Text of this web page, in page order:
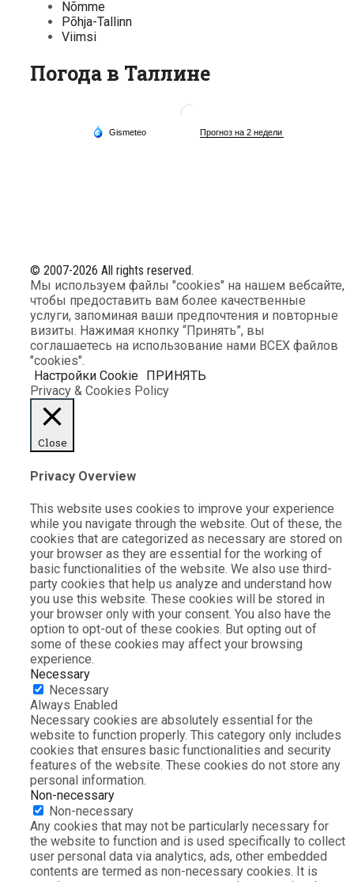
Nõmme
Põhja-Tallinn
Viimsi
Погода в Таллине
© 2007-2026 All rights reserved.
Мы используем файлы "cookies" на нашем вебсайте,
чтобы предоставить вам более качественные
услуги, запоминая ваши предпочтения и повторные
визиты. Нажимая кнопку “Принять”, вы
соглашаетесь на использование нами ВСЕХ файлов
"cookies".
Настройки Cookie
ПРИНЯТЬ
Privacy & Cookies Policy
Close
Privacy Overview
This website uses cookies to improve your experience
while you navigate through the website. Out of these, the
cookies that are categorized as necessary are stored on
your browser as they are essential for the working of
basic functionalities of the website. We also use third-
party cookies that help us analyze and understand how
you use this website. These cookies will be stored in
your browser only with your consent. You also have the
option to opt-out of these cookies. But opting out of
some of these cookies may affect your browsing
experience.
Necessary
Necessary
Always Enabled
Necessary cookies are absolutely essential for the
website to function properly. This category only includes
cookies that ensures basic functionalities and security
features of the website. These cookies do not store any
personal information.
Non-necessary
Non-necessary
Any cookies that may not be particularly necessary for
the website to function and is used specifically to collect
user personal data via analytics, ads, other embedded
contents are termed as non-necessary cookies. It is